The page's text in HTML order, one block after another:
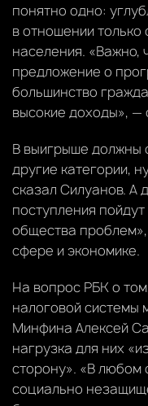
понятно одно:
в отношении
населения. «Важно,
предложение о
большинство
высокие доходы», —
В выигрыше должны
другие категории,
сказал Силуанов. А
поступления
общества
сфере и экономике.
На вопрос РБК о
налоговой системы
Минфина Алексей
нагрузка для них
сторону». «В любом
социально